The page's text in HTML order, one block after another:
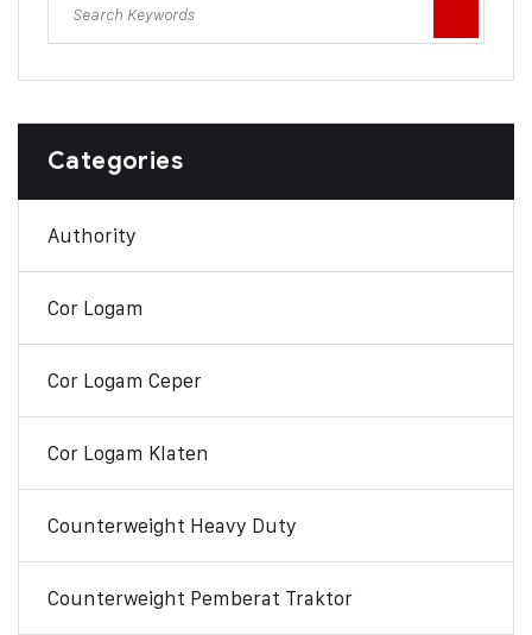
Categories
Authority
Cor Logam
Cor Logam Ceper
Cor Logam Klaten
Counterweight Heavy Duty
Counterweight Pemberat Traktor